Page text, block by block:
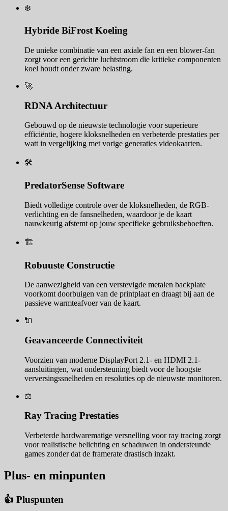
❄️
Hybride BiFrost Koeling
De unieke combinatie van een axiale fan en een blower-fan
zorgt voor een gerichte luchtstroom die kritieke componenten
koel houdt onder zware belasting.
🚀
RDNA Architectuur
Gebouwd op de nieuwste technologie voor superieure
efficiëntie, hogere kloksnelheden en verbeterde prestaties per
watt in vergelijking met vorige generaties videokaarten.
🛠️
PredatorSense Software
Biedt volledige controle over de kloksnelheden, de RGB-
verlichting en de fansnelheden, waardoor je de kaart
nauwkeurig afstemt op jouw specifieke gebruiksbehoeften.
🏗️
Robuuste Constructie
De aanwezigheid van een verstevigde metalen backplate
voorkomt doorbuigen van de printplaat en draagt bij aan de
passieve warmteafvoer van de kaart.
🔌
Geavanceerde Connectiviteit
Voorzien van moderne DisplayPort 2.1- en HDMI 2.1-
aansluitingen, wat ondersteuning biedt voor de hoogste
verversingssnelheden en resoluties op de nieuwste monitoren.
⚖️
Ray Tracing Prestaties
Verbeterde hardwarematige versnelling voor ray tracing zorgt
voor realistische belichting en schaduwen in ondersteunde
games zonder dat de framerate drastisch inzakt.
Plus- en minpunten
👍 Pluspunten